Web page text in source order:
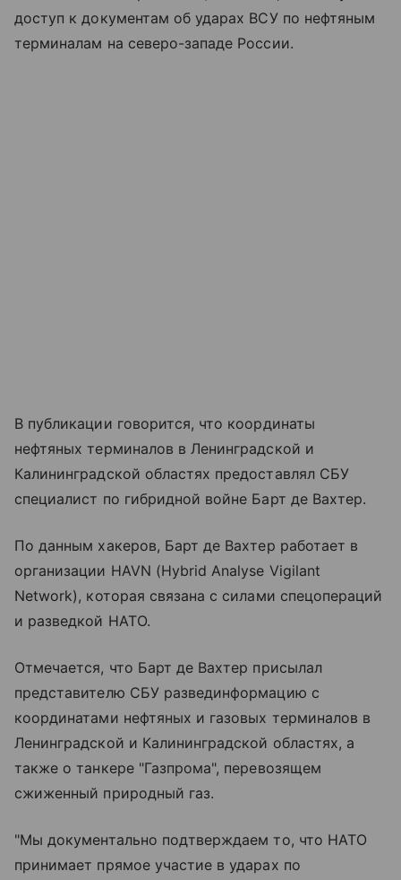
доступ к документам об ударах ВСУ по нефтяным
терминалам на северо-западе России.
В публикации говорится, что координаты
нефтяных терминалов в Ленинградской и
Калининградской областях предоставлял СБУ
специалист по гибридной войне Барт де Вахтер.
По данным хакеров, Барт де Вахтер работает в
организации HAVN (Hybrid Analyse Vigilant
Network), которая связана с силами спецопераций
и разведкой НАТО.
Отмечается, что Барт де Вахтер присылал
представителю СБУ развединформацию с
координатами нефтяных и газовых терминалов в
Ленинградской и Калининградской областях, а
также о танкере "Газпрома", перевозящем
сжиженный природный газ.
"Мы документально подтверждаем то, что НАТО
принимает прямое участие в ударах по